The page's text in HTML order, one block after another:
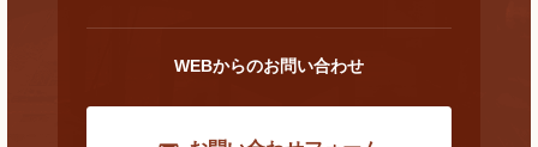
WEBからのお問い合わせ